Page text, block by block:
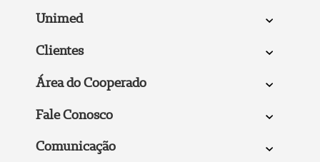
Unimed
Clientes
Área do Cooperado
Fale Conosco
Comunicação